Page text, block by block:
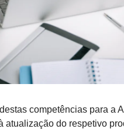
competências para a
atualização do respetivo